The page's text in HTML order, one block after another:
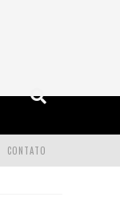
CONTATO